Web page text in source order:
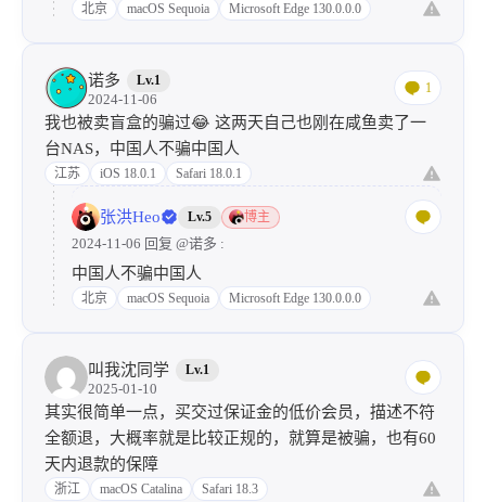
北京 macOS Sequoia Microsoft Edge 130.0.0.0
诺多 Lv.1
2024-11-06
1
我也被卖盲盒的骗过😂 这两天自己也刚在咸鱼卖了一
台NAS，中国人不骗中国人
江苏 iOS 18.0.1 Safari 18.0.1
张洪Heo Lv.5 博主
2024-11-06 回复 @诺多 :
中国人不骗中国人
北京 macOS Sequoia Microsoft Edge 130.0.0.0
叫我沈同学 Lv.1
2025-01-10
其实很简单一点，买交过保证金的低价会员，描述不符
全额退，大概率就是比较正规的，就算是被骗，也有60
天内退款的保障
浙江 macOS Catalina Safari 18.3